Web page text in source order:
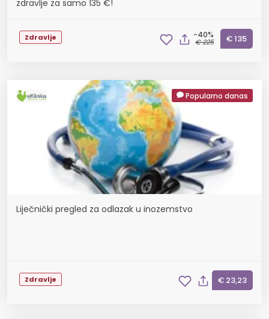
zdravlje za samo 135 €!
Zdravlje -40%
€ 225 € 135
Popularno danas
Liječnički pregled za odlazak u inozemstvo
Zdravlje € 23,23